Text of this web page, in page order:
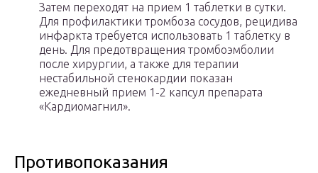
Затем переходят на прием 1 таблетки в сутки.
Для профилактики тромбоза сосудов, рецидива
инфаркта требуется использовать 1 таблетку в
день. Для предотвращения тромбоэмболии
после хирургии, а также для терапии
нестабильной стенокардии показан
ежедневный прием 1-2 капсул препарата
«Кардиомагнил».
Противопоказания